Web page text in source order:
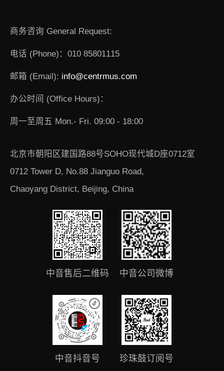
商务咨询 General Request:
电话 (Phone)：010 85801115
邮箱 (Email): info@centrmus.com
办公时间 (Office Hours)：
周一至周五 Mon.- Fri. 09:00 - 18:00
北京市朝阳区建国路88号SOHO现代城D座0712室
0712 Tower D, No.88 Jianguo Road,
Chaoyang District, Beijing, China
中音售后二维码 中音公司微博
中音抖音号 珍珠鼓订阅号